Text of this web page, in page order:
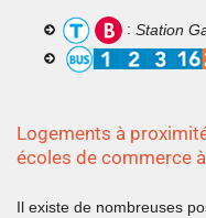
: Station
Logements à
écoles de commerce
Il existe de nombreuses